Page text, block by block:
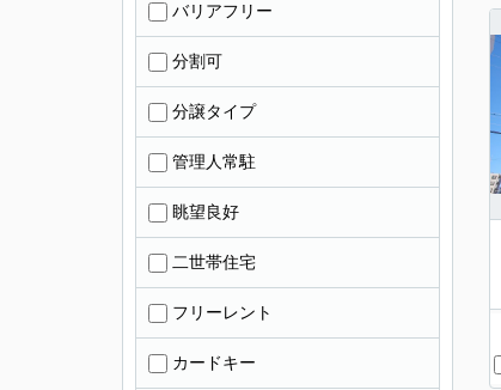
バリアフリー
分割可
分譲タイプ
管理人常駐
眺望良好
二世帯住宅
フリーレント
カードキー